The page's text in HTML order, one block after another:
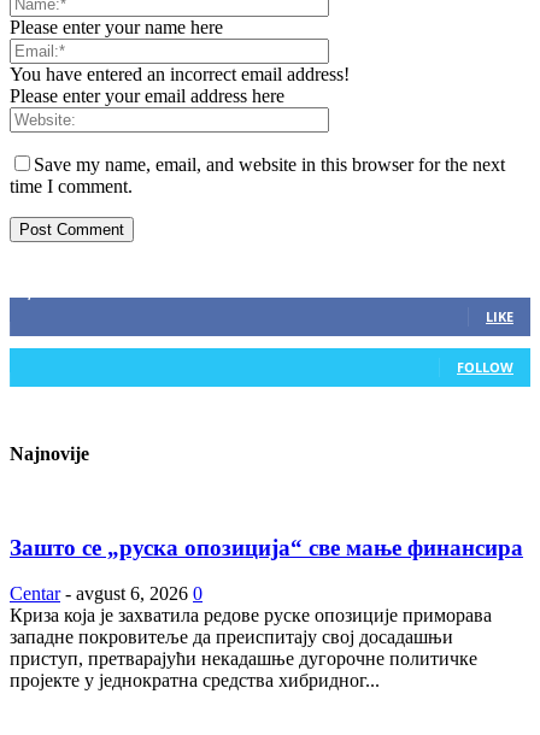
Please enter your name here
You have entered an incorrect email address!
Please enter your email address here
Save my name, email, and website in this browser for the next
time I comment.
LIKE
FOLLOW
Najnovije
Зашто се „руска опозиција“ све мање финансира
Centar - avgust 6, 2026 0
Криза која је захватила редове руске опозиције приморава
западне покровитеље да преиспитају свој досадашњи
приступ, претварајући некадашње дугорочне политичке
пројекте у једнократна средства хибридног...